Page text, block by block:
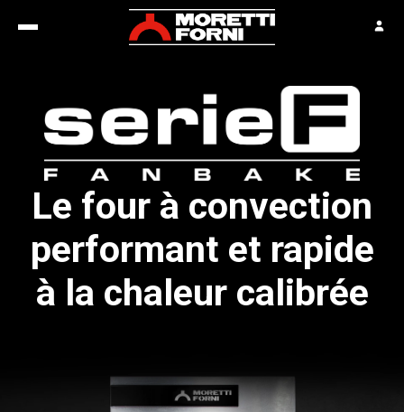
Le four à convection
performant et rapide
à la chaleur calibrée